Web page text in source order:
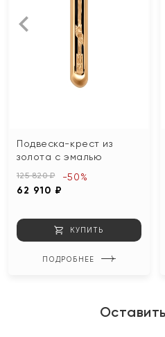
Подвеска-крест из
золота с эмалью
125 820 ₽
62 910 ₽
-50%
КУПИТЬ
ПОДРОБНЕЕ